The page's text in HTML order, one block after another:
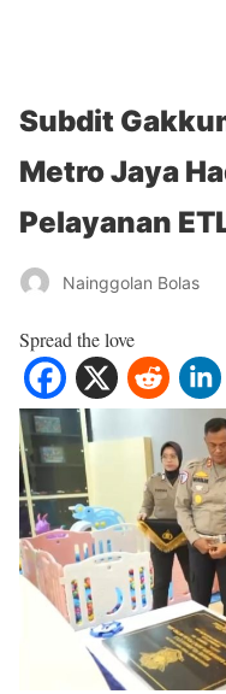
Subdit
Metro Jaya
Pelayanan
Nainggolan Bolas
Spread the love